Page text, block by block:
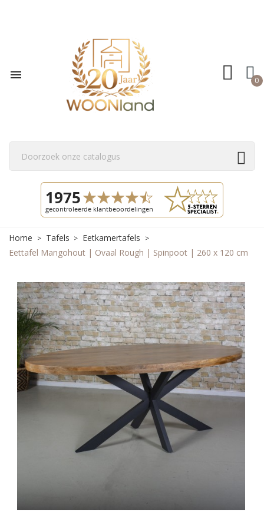
 0
Home Tafels
Eetkamertafels
Eettafel Mangohout | Ovaal Rough | Spinpoot | 260 x 120 cm